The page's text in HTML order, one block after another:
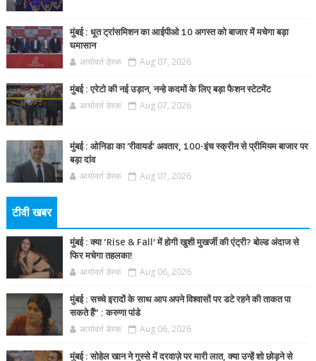
मुंबई : धूत ट्रांसमिशन का आईपीओ 10 अगस्त को बाजार में मचेगा बड़ा
घमासान
आर्यावर्त डेस्क Aug 07, 2026
मुंबई : एरेटो की नई उड़ान, नन्हे कदमों के लिए बड़ा फैशन स्टेटमेंट
आर्यावर्त डेस्क Aug 07, 2026
मुंबई : ओनिडा का 'रीवायर्ड’ अवतार, 100-इंच स्क्रीन से प्रीमियम बाजार पर
बड़ा दांव
आर्यावर्त डेस्क Aug 07, 2026
टीवी खबर
मुंबई : क्या ‘Rise & Fall’ में होगी खुशी मुखर्जी की एंट्री? बोल्ड अंदाज से
फिर मचेगा तहलका!
आर्यावर्त डेस्क Aug 06, 2026
मुंबई : सच्चे इरादों के साथ आप अपने विश्वासों पर डटे रहने की ताकत पा
सकते हैं” : करुणा पांडे
आर्यावर्त डेस्क Aug 06, 2026
मुंबई : सोहेल खान ने गुस्से में दरवाज़े पर मारी लात, क्या उन्हें शो छोड़ने से